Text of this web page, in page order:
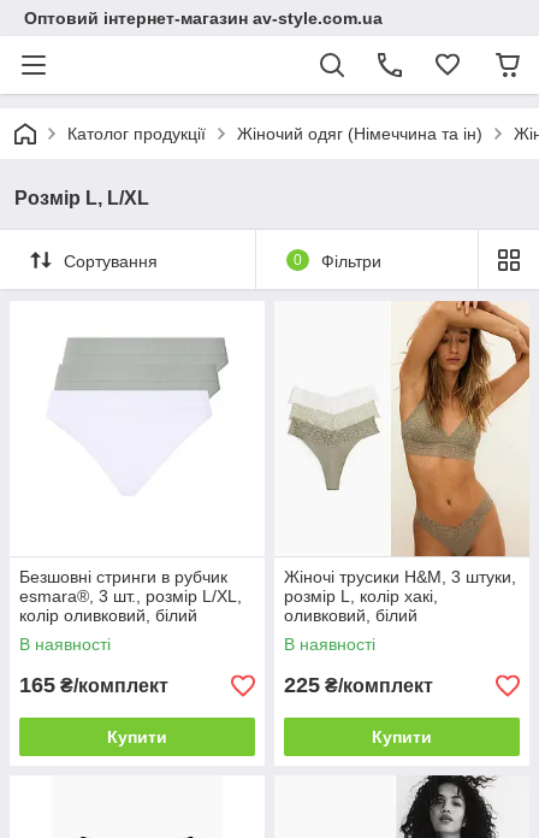
Оптовий інтернет-магазин av-style.com.ua
Католог продукції Жіночий одяг (Німеччина та ін)
Розмір L, L/XL
Сортування 0 Фільтри
Безшовні стринги в рубчик
esmara®, 3 шт., розмір L/XL,
колір оливковий, білий
В наявності
165 ₴/комплект
Купити
Жіночі трусики H&M, 3 штуки,
розмір L, колір хакі,
оливковий, білий
В наявності
225 ₴/комплект
Купити